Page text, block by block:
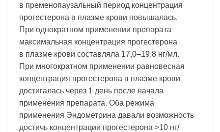
в пременопаузальный период концентрация
прогестерона в плазме крови повышалась.
При однократном применении препарата
максимальная концентрация прогестерона
в плазме крови составляла 17,0–19,8 нг/мл.
При многократном применении равновесная
концентрация прогестерона в плазме крови
достигалась через 1 день после начала
применения препарата. Оба режима
применения Эндометрина давали возможность
достичь концентрации прогестерона >10 нг/